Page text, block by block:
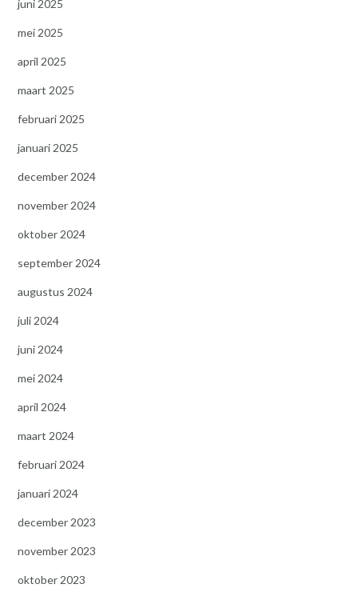
juni 2025
mei 2025
april 2025
maart 2025
februari 2025
januari 2025
december 2024
november 2024
oktober 2024
september 2024
augustus 2024
juli 2024
juni 2024
mei 2024
april 2024
maart 2024
februari 2024
januari 2024
december 2023
november 2023
oktober 2023